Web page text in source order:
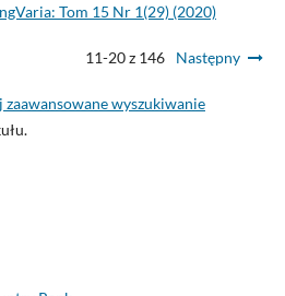
Tom 15 Nr 1(29) (2020)
11-20 z 146 Następny
zaawansowane wyszukiwanie